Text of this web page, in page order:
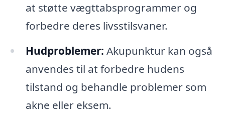
at støtte vægttabsprogrammer og
forbedre deres livsstilsvaner.
Hudproblemer: Akupunktur kan også
anvendes til at forbedre hudens
tilstand og behandle problemer som
akne eller eksem.